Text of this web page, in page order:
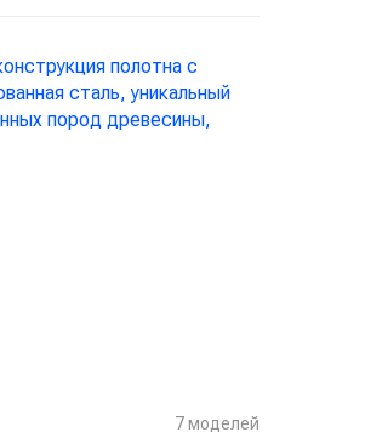
полотна с
сталь, уникальный
пород древесины,
7 моделей